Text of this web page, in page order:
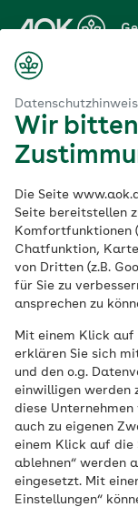
Wir
Die Seite
Seite bereitstellen
Komfortfunktionen
Chatfunktion,
von Dritten (z.B.
für Sie zu
ansprechen zu
Mit einem Klick auf
erklären Sie sich
und den o.g.
einwilligen werden
diese
auch zu eigenen
einem Klick auf die
ablehnen“ werden
eingesetzt. Mit
Einstellungen“
Hauptinhalt
springen
Ob als
Öl:
Veröffentlicht
08.05.2023
5 Minuten
Die kleinen
daraus
bringen nicht